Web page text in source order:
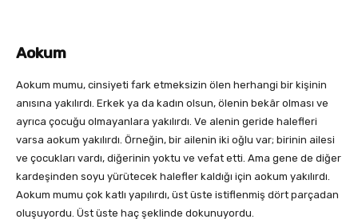
Aokum
Aokum mumu, cinsiyeti fark etmeksizin ölen herhangi bir kişinin
anısına yakılırdı. Erkek ya da kadın olsun, ölenin bekâr olması ve
ayrıca çocuğu olmayanlara yakılırdı. Ve alenin geride halefleri
varsa aokum yakılırdı. Örneğin, bir ailenin iki oğlu var; birinin ailesi
ve çocukları vardı, diğerinin yoktu ve vefat etti. Ama gene de diğer
kardeşinden soyu yürütecek halefler kaldığı için aokum yakılırdı.
Aokum mumu çok katlı yapılırdı, üst üste istiflenmiş dört parçadan
oluşuyordu. Üst üste haç şeklinde dokunuyordu.